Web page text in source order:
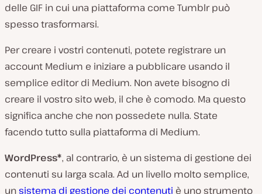
delle GIF in cui una piattaforma come Tumblr può
spesso trasformarsi.
Per creare i vostri contenuti, potete registrare un
account Medium e iniziare a pubblicare usando il
semplice editor di Medium. Non avete bisogno di
creare il vostro sito web, il che è comodo. Ma questo
significa anche che non possedete nulla. State
facendo tutto sulla piattaforma di Medium.
WordPress*, al contrario, è un sistema di gestione dei
contenuti su larga scala. Ad un livello molto semplice,
unsistema di gestione dei contenuti è uno strumento